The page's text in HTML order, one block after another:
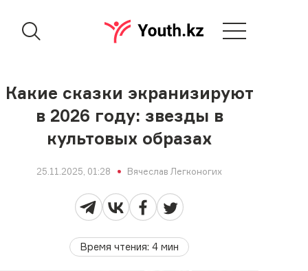
Какие сказки экранизируют
в 2026 году: звезды в
культовых образах
25.11.2025, 01:28 Вячеслав Легконогих
Время чтения: 4мин